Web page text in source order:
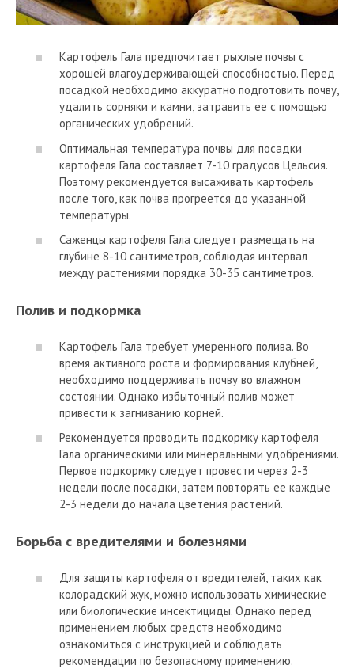
Картофель Гала предпочитает рыхлые почвы с
хорошей влагоудерживающей способностью. Перед
посадкой необходимо аккуратно подготовить почву,
удалить сорняки и камни, затравить ее с помощью
органических удобрений.
Оптимальная температура почвы для посадки
картофеля Гала составляет 7-10 градусов Цельсия.
Поэтому рекомендуется высаживать картофель
после того, как почва прогреется до указанной
температуры.
Саженцы картофеля Гала следует размещать на
глубине 8-10 сантиметров, соблюдая интервал
между растениями порядка 30-35 сантиметров.
Полив и подкормка
Картофель Гала требует умеренного полива. Во
время активного роста и формирования клубней,
необходимо поддерживать почву во влажном
состоянии. Однако избыточный полив может
привести к загниванию корней.
Рекомендуется проводить подкормку картофеля
Гала органическими или минеральными удобрениями.
Первое подкормку следует провести через 2-3
недели после посадки, затем повторять ее каждые
2-3 недели до начала цветения растений.
Борьба с вредителями и болезнями
Для защиты картофеля от вредителей, таких как
колорадский жук, можно использовать химические
или биологические инсектициды. Однако перед
применением любых средств необходимо
ознакомиться с инструкцией и соблюдать
рекомендации по безопасному применению.